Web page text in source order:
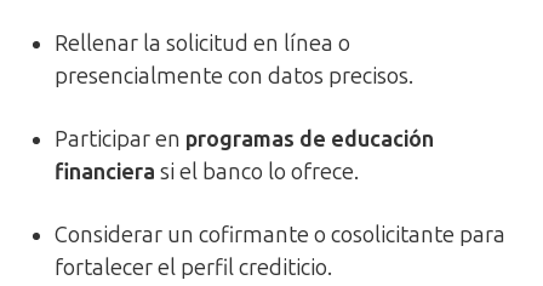
Rellenar la solicitud en línea o
presencialmente con datos precisos.
Participar en programas de educación
financiera si el banco lo ofrece.
Considerar un cofirmante o cosolicitante para
fortalecer el perfil crediticio.